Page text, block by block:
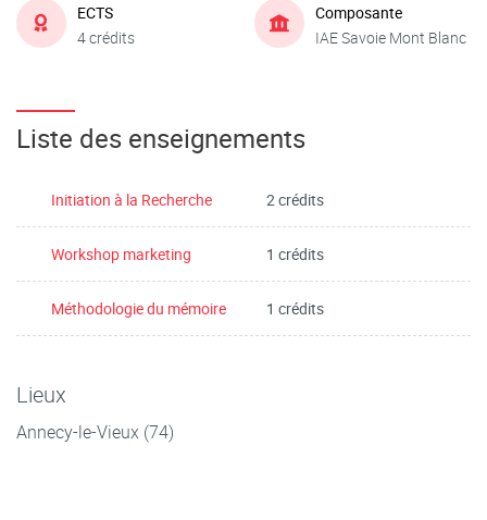
ECTS
4 crédits
Composante
IAE Savoie Mont Blanc
Liste des enseignements
Initiation à la Recherche 2 crédits
Workshop marketing 1 crédits
Méthodologie du mémoire 1 crédits
Lieux
Annecy-le-Vieux (74)